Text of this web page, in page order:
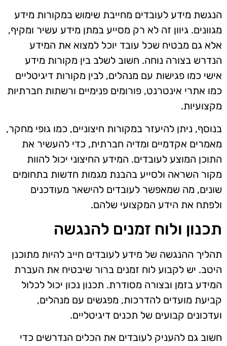
הנגשת מידע לעובדים מחייבת שימוש במקורות מידע
מגוונים. גיוון זה לא רק מסייע במתן מידע עשיר ומקיף,
אלא גם מבטיח שכל עובד יוכל למצוא את המידע
הנדרש בצורה נוחה. חשוב לשלב בין מקורות מידע
אישי כמו פגישות עם מנהלים, לבין מקורות דיגיטליים
כמו אתרי אינטרנט, פורומים פנימיים ורשתות חברתיות
מקצועיות.
בנוסף, ניתן להיעזר במקורות חיצוניים, כמו גופי מחקר,
מאמרים אקדמיים ומדיה חברתית, כדי להעשיר את
התוכן המוצע לעובדים. המידע החיצוני יכול להוות
מקור השראה ולסייע בהבנת מגמות חדשות בתחומים
שונים, מה שמאפשר לעובדים להישאר מעודכנים
ולפתח את הידע המקצועי שלהם.
תכנון ולוח זמנים להנגשה
תהליך ההנגשה של מידע לעובדים חייב להיות מתוכנן
היטב. יש לקבוע לוח זמנים ברור שיבטיח את העברת
המידע בזמן ובצורה מסודרת. תכנון נכון יכול לכלול
קביעת מועדים להדרכות, מפגשים עם מנהלים,
ועדכונים קבועים של תכנים דיגיטליים.
חשוב גם להעניק לעובדים את הכלים הנדרשים כדי